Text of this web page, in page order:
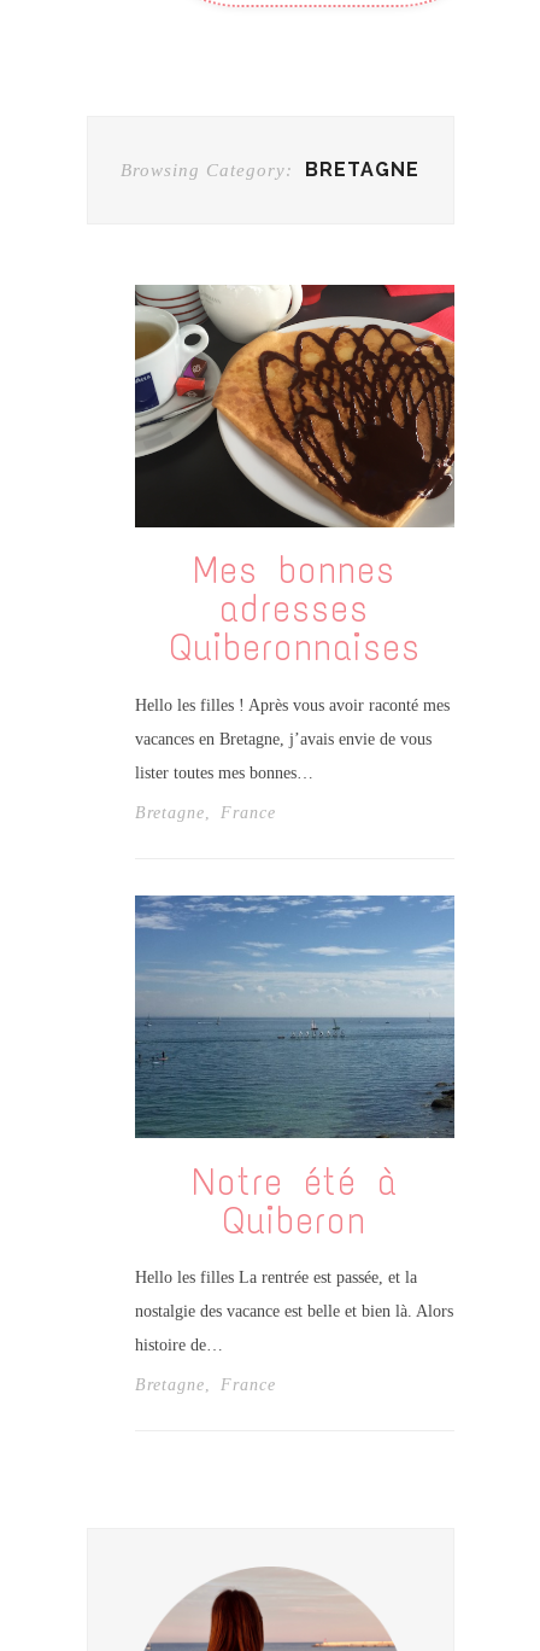
Browsing Category: BRETAGNE
Mes bonnes
adresses
Quiberonnaises
Hello les filles ! Après vous avoir raconté mes
vacances en Bretagne, j’avais envie de vous
lister toutes mes bonnes…
Bretagne France
Notre été à
Quiberon
Hello les filles La rentrée est passée, et la
nostalgie des vacance est belle et bien là. Alors
histoire de…
Bretagne France